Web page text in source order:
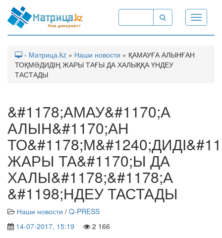
Toggle
- Матрица.kz » Наши новости » ҚАМАУҒА АЛЫНҒАН
ТОҚМӘДИДІҢ ЖАРЫ ТАҒЫ ДА ХАЛЫҚҚА ҮНДЕУ
ТАСТАДЫ
&#1178;АМАУ&#1170;А
АЛЫН&#1170;АН
ЖАРЫ ТА&#1170;Ы ДА
ХАЛЫ&#1178;&#1178;А
&#1198;НДЕУ ТАСТАДЫ
Наши новости / Q-PRESS
14-07-2017, 15:19
2 166